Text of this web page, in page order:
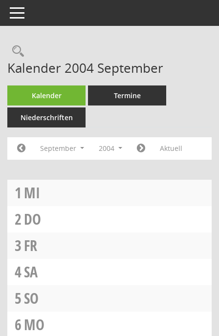
Toggle navigation
Rechercheauswahl
Kalender 2004 September
Kalender Termine
Niederschriften
September 2004 Aktuell
1 MI
2DO
3FR
4SA
5SO
6MO